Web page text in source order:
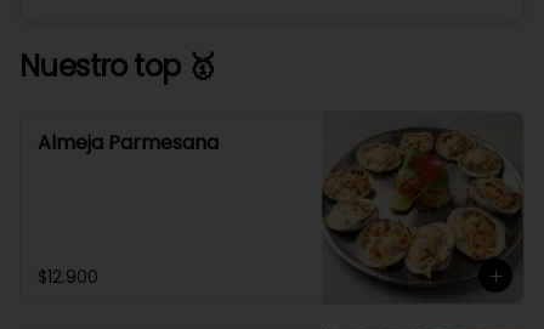
Nuestro top 🥇
Almeja Parmesana
$12.900